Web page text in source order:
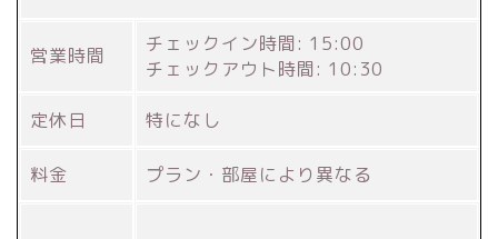
営業時間
チェックイン時間: 15:00
チェックアウト時間: 10:30
定休日 特になし
料金 プラン・部屋により異なる